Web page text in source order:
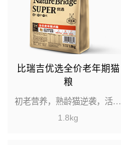
比瑞吉优选全价老年期猫
粮
初老营养，熟龄猫逆袭，活力不减当年
1.8kg